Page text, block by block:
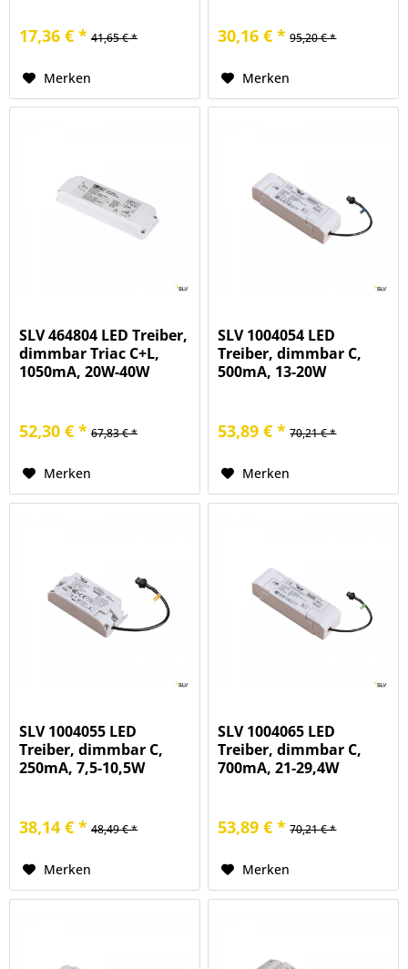
17,36 € * 41,65 € *
Merken
30,16 € * 95,20 € *
Merken
SLV 464804 LED Treiber,
dimmbar Triac C+L,
1050mA, 20W-40W
52,30 € * 67,83 € *
Merken
SLV 1004054 LED
Treiber, dimmbar C,
500mA, 13-20W
53,89 € * 70,21 € *
Merken
SLV 1004055 LED
Treiber, dimmbar C,
250mA, 7,5-10,5W
38,14 € * 48,49 € *
Merken
SLV 1004065 LED
Treiber, dimmbar C,
700mA, 21-29,4W
53,89 € * 70,21 € *
Merken